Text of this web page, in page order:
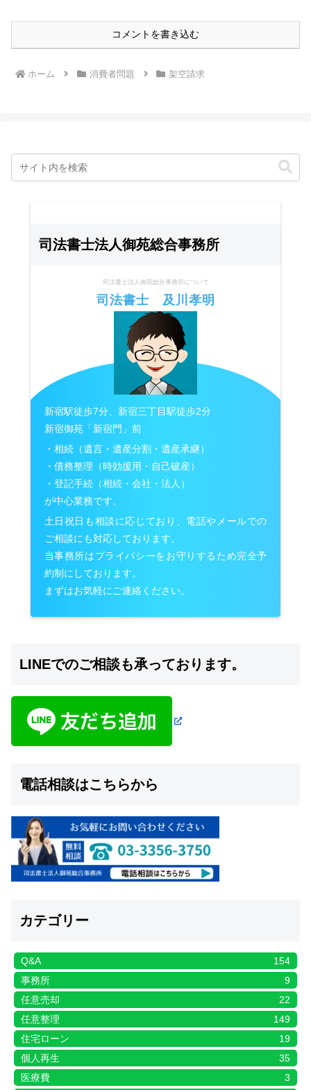
コメントを書き込む
ホーム 消費者問題 架空請求
司法書士法人御苑総合事務所
司法書士法人御苑総合事務所について
司法書士 及川孝明
新宿駅徒歩7分、新宿三丁目駅徒歩2分
新宿御苑「新宿門」前
・相続（遺言・遺産分割・遺産承継）
・債務整理（時効援用・自己破産）
・登記手続（相続・会社・法人）
が中心業務です。
土日祝日も相談に応じており、電話やメールでの
ご相談にも対応しております。
当事務所はプライバシーをお守りするため完全予
約制にしております。
まずはお気軽にご連絡ください。
LINEでのご相談も承っております。
電話相談はこちらから
カテゴリー
Q&A
154
事務所
9
任意売却
22
任意整理
149
住宅ローン
19
個人再生
35
医療費
3